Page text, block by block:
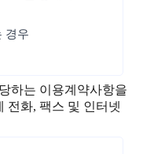
경우
하는 이용계약사항을
전화, 팩스 및 인터넷